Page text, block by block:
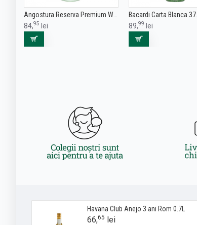
84,95 lei
89,99 lei
Havana Club Anejo 3 ani Rom 0.7L
66,65 lei